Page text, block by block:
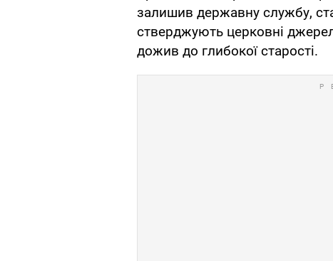
залишив державну службу,
стверджують церковні
дожив до глибокої старості.